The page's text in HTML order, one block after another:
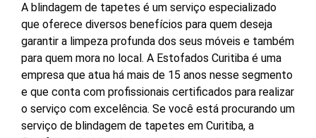
A blindagem de tapetes é um serviço especializado
que oferece diversos benefícios para quem deseja
garantir a limpeza profunda dos seus móveis e também
para quem mora no local. A Estofados Curitiba é uma
empresa que atua há mais de 15 anos nesse segmento
e que conta com profissionais certificados para realizar
o serviço com excelência. Se você está procurando um
serviço de blindagem de tapetes em Curitiba, a